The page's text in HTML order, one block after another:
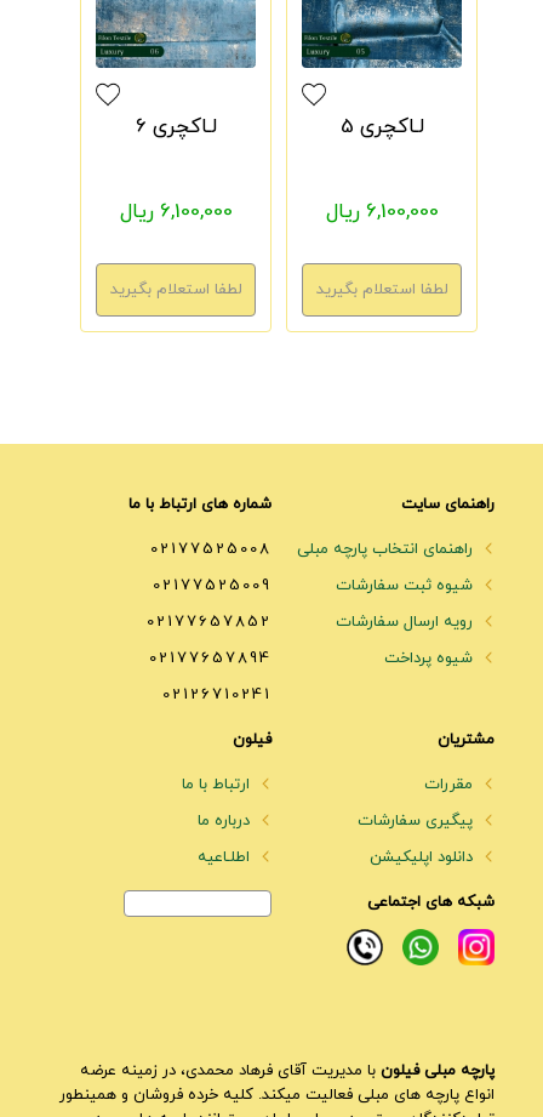
لـاکچری 5
6,100,000 ریال
لـاکچری 6
6,100,000 ریال
راهنمای سایت
راهنمای انتخاب پارچه مبلی
شیوه ثبت سفارشات
رویه ارسال سفارشات
شیوه پرداخت
شماره های ارتباط با ما
02177525008
02177525009
02177657852
02177657894
02126710241
مشتریان
مقررات
پیگیری سفارشات
دانلود اپلیکیشن
فیلون
ارتباط با ما
درباره ما
اطلـاعیه
شبکه های اجتماعی
پارچه مبلی فیلون با مدیریت آقای فرهاد محمدی، در زمینه عرضه
انواع پارچه های مبلی فعالیت میکند. کلیه خرده فروشان و همینطور